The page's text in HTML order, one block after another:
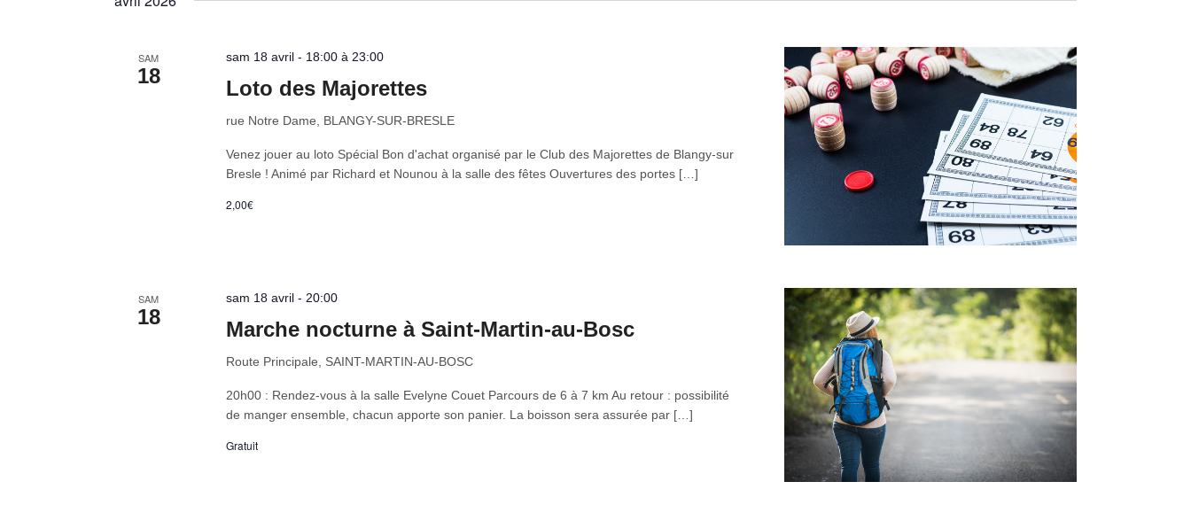
clé.
SAM
18
sam 18 avril - 18:00 à 23:00
Loto des Majorettes
rue Notre Dame, BLANGY-SUR-BRESLE
Venez jouer au loto Spécial Bon d'achat organisé par le Club des Majorettes de Blangy-sur
Bresle ! Animé par Richard et Nounou à la salle des fêtes Ouvertures des portes […]
2,00€
SAM
18
sam 18 avril - 20:00
Marche nocturne à Saint-Martin-au-Bosc
Route Principale, SAINT-MARTIN-AU-BOSC
20h00 : Rendez-vous à la salle Evelyne Couet Parcours de 6 à 7 km Au retour : possibilité
de manger ensemble, chacun apporte son panier. La boisson sera assurée par […]
Gratuit